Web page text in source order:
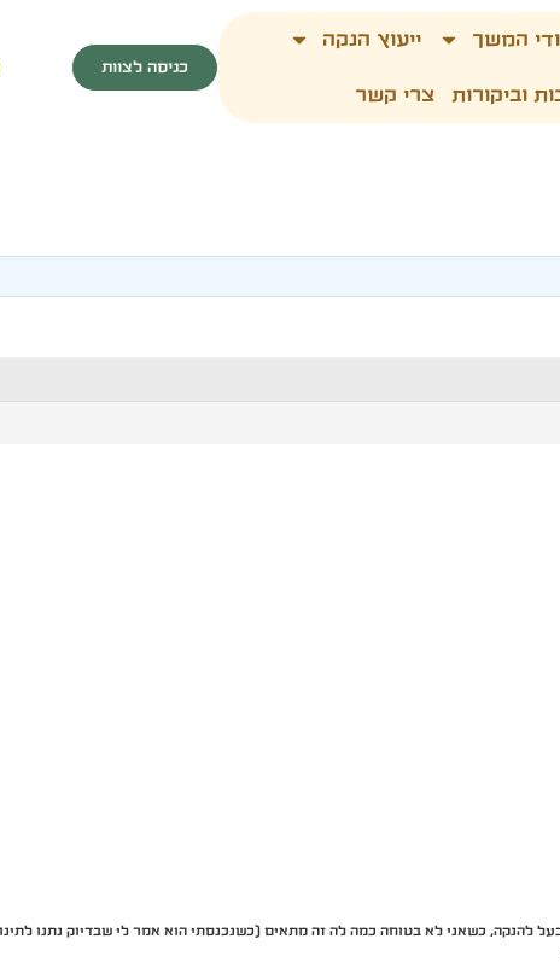
המשך ייעוץ הנקה
וביקורות צרי קשר
כניסה לצוות
להנקה, כשאני לא בטוחה כמה לה זה מתאים (כשנכנסתי הוא אמר לי שבדיוק נתנו